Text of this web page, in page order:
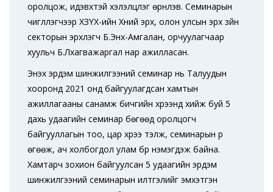
оролцож, идэвхтэй хэлэлцүүлэг өрнүүлэв. Семинарын
чиглүүлэгчээр ХЗҮХ-ийн Хүний эрх, олон улсын эрх зүйн
секторын эрхлэгч Б.Энх-Амгалан, орчуулагчаар
хуульч Б.Лхагважаргал нар ажилласан.
Энэхүү эрдэм шинжилгээний семинар нь Талуудын
хооронд 2021 онд байгуулагдсан хамтын
ажиллагааны санамж бичгийн хүрээнд хийж буй 5
дахь удаагийн семинар бөгөөд оролцогч
байгууллагын тоо, цар хүрээ тэлж, семинарын үр
өгөөж, ач холбогдол улам бүр нэмэгдэж байна.
Хамтарч зохион байгуулсан 5 удаагийн эрдэм
шинжилгээний семинарын илтгэлийг эмхэтгэн